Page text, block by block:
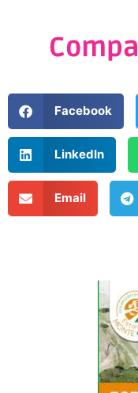
Facebook
LinkedIn
Email